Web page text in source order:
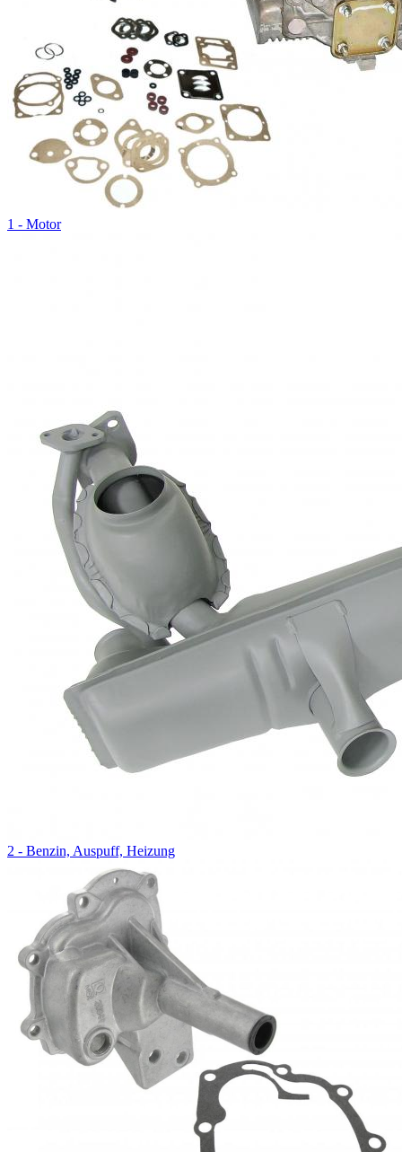
1 - Motor
2 - Benzin, Auspuff, Heizung